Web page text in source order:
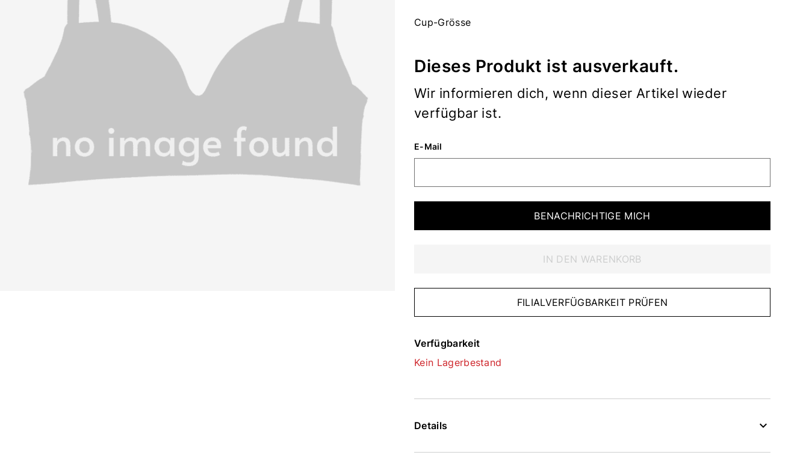
Cup-Grösse
Dieses Produkt ist ausverkauft.
Wir informieren dich, wenn dieser Artikel wieder
verfügbar ist.
E-Mail
BENACHRICHTIGE MICH
IN DEN WARENKORB
FILIALVERFÜGBARKEIT PRÜFEN
Verfügbarkeit
Kein Lagerbestand
Details